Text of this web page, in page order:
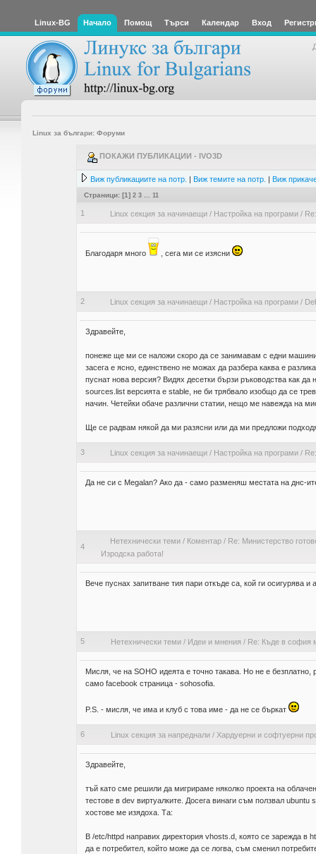
Linux-BG Начало Помощ Търси Календар Вход
Linux за българи: Форуми
ПОКАЖИ ПУБЛИКАЦИИ - IVO3D
Виж публикациите на потр. | Виж темите на потр. | Виж
Страници: [1] 2 3 11
1 Linux секция за начинаещи/ Настройка на програми/
Благодаря много , сега ми се изясни
2 Linux секция за начинаещи/ Настройка на програми/
Здравейте,
понеже ще ми се наложи скоро да се занимавам с едни машини
засега е ясно, единствено не можах да разбера каква е
пуснат нова версия? Видях десетки бързи ръководства как
sources.list версията е stable, не би трябвало изобщо да се
начин. Четейки обаче различни статии, нещо ме навежда на
Ще се радвам някой да ми разясни или да ми предложи
3 Linux секция за начинаещи/ Настройка на програми/
Да не си с Megalan? Ако да - само разменяш местата на днс-
4
Нетехнически теми/ Коментар/ Re: Министерство
Изродска работа!
Вече пуснах запитване тия пари откъде са, кой ги
5 Нетехнически теми/ Идеи и мнения / Re: Къде в софия
Мисля, че на SOHO идеята е точно такава. Но не е
само facebook страница - sohosofia.
P.S. - мисля, че има и клуб с това име - да не се бъркат
6 Linux секция за напреднали/ Хардуерни и софтуерни
Здравейте,
тъй като сме решили да мигрираме няколко проекта на
тестове в dev виртуалките. Досега винаги съм ползвал
хостове ме изядоха. Та:
В /etc/httpd направих директория vhosts.d, която се зарежда
да е потребител, който може да се логва, съм сменил